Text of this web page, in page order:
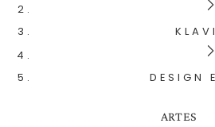
DESIGN
ARTES